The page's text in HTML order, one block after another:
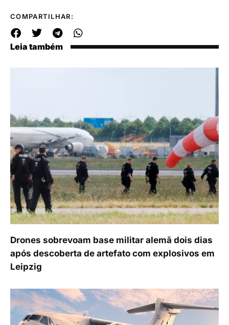
COMPARTILHAR:
Leia também
Drones sobrevoam base militar alemã dois dias
após descoberta de artefato com explosivos em
Leipzig